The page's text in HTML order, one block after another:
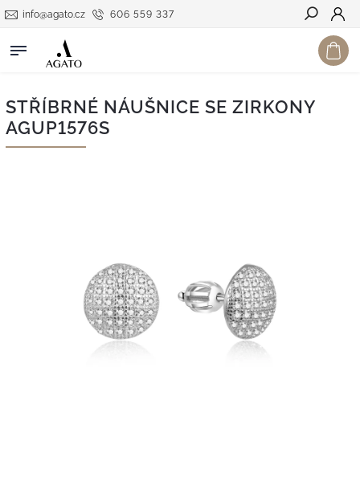
606 559 337
info@agato.cz
Hledat
STŘÍBRNÉ NÁUŠNICE SE ZIRKONY
AGUP1576S